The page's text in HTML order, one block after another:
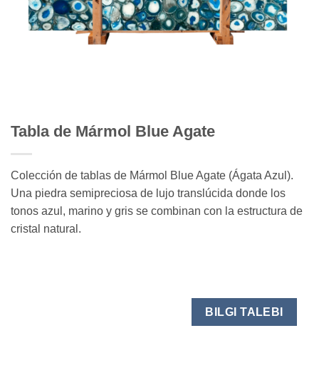
Tabla de Mármol Blue Agate
Colección de tablas de Mármol Blue Agate (Ágata Azul).
Una piedra semipreciosa de lujo translúcida donde los
tonos azul, marino y gris se combinan con la estructura de
cristal natural.
BILGI TALEBI